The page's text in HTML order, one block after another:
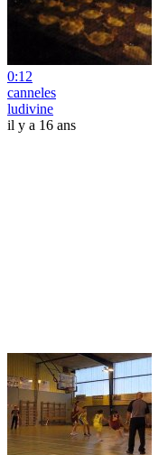
0:12
canneles
ludivine
il y a 16 ans